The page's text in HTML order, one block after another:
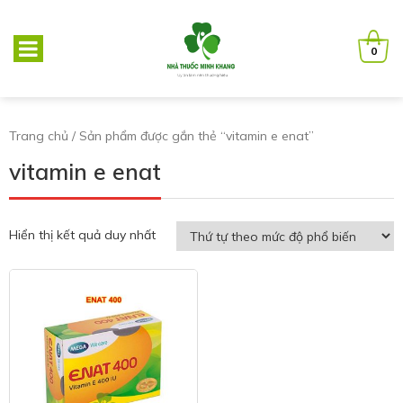
0
Trang chủ / Sản phẩm được gắn thẻ “vitamin e enat”
vitamin e enat
Hiển thị kết quả duy nhất